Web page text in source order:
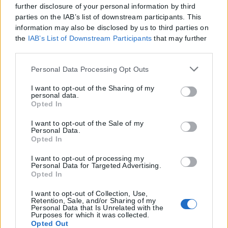
further disclosure of your personal information by third
parties on the IAB’s list of downstream participants. This
information may also be disclosed by us to third parties on
the IAB’s List of Downstream Participants that may further
Please note that this website/app uses one or more Google
but not limited to your visit or usage behaviour. You may
click to grant or deny consent to Google and its third-party
tags to use your data for below specified purposes in below
Google consent section.
Personal Data Processing Opt Outs
I want to opt-out of the Sharing of my
personal data.
Opted In
I want to opt-out of the Sale of my
Personal Data.
Opted In
I want to opt-out of processing my
Personal Data for Targeted Advertising.
Opted In
I want to opt-out of Collection, Use,
Retention, Sale, and/or Sharing of my
Personal Data that Is Unrelated with the
Purposes for which it was collected.
Opted Out
Στέλιος Αγγελούδης: Η Θεσσαλονίκη αποκτά
τη χαμένη της αυτοπεποίθηση (photo+video)
«Η πόλη χρειάζεται συνέπεια, σχέδιο, δουλειά, αποτελέσματα. Μια
όσα δεν ...
Γιατί ασφαλτοστρώνεται το καλντερίμι της
Ελένης Ζωγράφου
ΑΝΑΡΤΉΘΗΚΕ ΑΠΌ ΓΙΏΡΓΟΣ ΜΥΛΩΝΆΣ 05/06/2026
Εργασίες ασφαλτόστρωσης ξεκίνησε ο δήμος Θεσσαλονίκης στην
καλντερίμι έπειτα από εργασίες ...